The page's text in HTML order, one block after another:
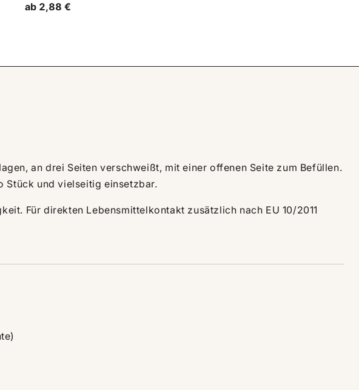
Normaler
ab 2,88 €
an drei Seiten verschweißt, mit einer offenen Seite zum Befüllen.
Stück und vielseitig einsetzbar.
Für direkten Lebensmittelkontakt zusätzlich nach EU 10/2011